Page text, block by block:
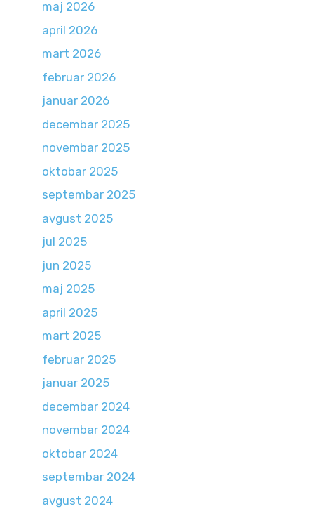
maj 2026
april 2026
mart 2026
februar 2026
januar 2026
decembar 2025
novembar 2025
oktobar 2025
septembar 2025
avgust 2025
jul 2025
jun 2025
maj 2025
april 2025
mart 2025
februar 2025
januar 2025
decembar 2024
novembar 2024
oktobar 2024
septembar 2024
avgust 2024